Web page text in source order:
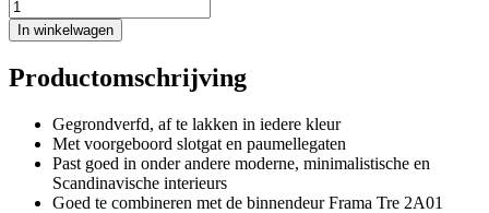
In winkelwagen
Productomschrijving
Gegrondverfd, af te lakken in iedere kleur
Met voorgeboord slotgat en paumellegaten
Past goed in onder andere moderne, minimalistische en
Scandinavische interieurs
Goed te combineren met de binnendeur Frama Tre 2A01